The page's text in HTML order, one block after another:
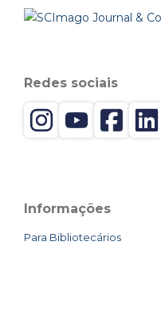
Redes sociais
Informações
Para Bibliotecários